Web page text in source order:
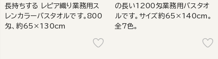
長持ちする レピア織り業務用ス
レンカラーバスタオルです。800
匁、約65×130cm
の長い1200匁業務用バスタオ
ルです。サイズ約65×140cm。
全7色。